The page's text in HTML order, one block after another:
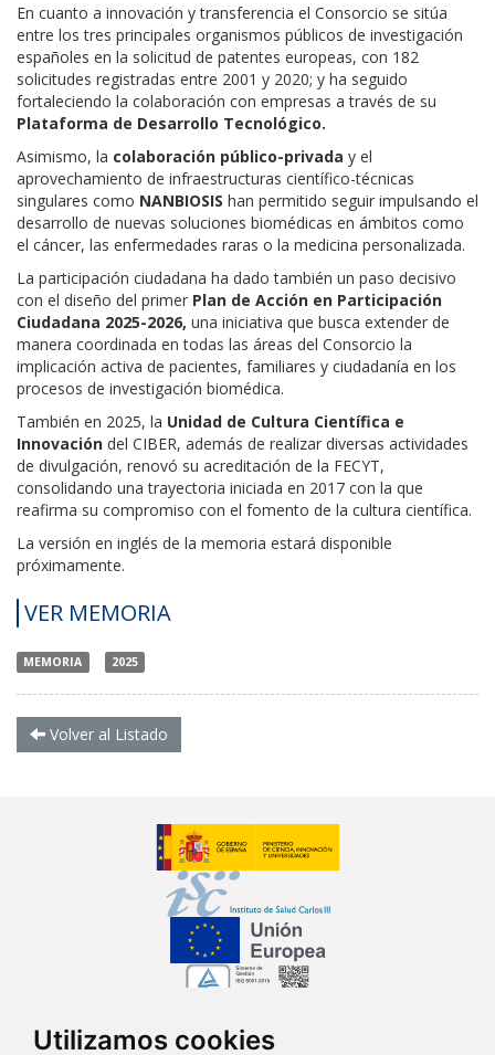
Utilizamos cookies
En cuanto a innovación y transferencia el Consorcio se sitúa
entre los tres principales organismos públicos de investigación
españoles en la solicitud de patentes europeas, con 182
solicitudes registradas entre 2001 y 2020; y ha seguido
fortaleciendo la colaboración con empresas a través de su
Plataforma de Desarrollo Tecnológico.
Asimismo, la colaboración público-privada y el
aprovechamiento de infraestructuras científico-técnicas
singulares como NANBIOSIS han permitido seguir impulsando el
desarrollo de nuevas soluciones biomédicas en ámbitos como
el cáncer, las enfermedades raras o la medicina personalizada.
La participación ciudadana ha dado también un paso decisivo
con el diseño del primer Plan de Acción en Participación
Ciudadana 2025-2026, una iniciativa que busca extender de
manera coordinada en todas las áreas del Consorcio la
implicación activa de pacientes, familiares y ciudadanía en los
procesos de investigación biomédica.
También en 2025, la Unidad de Cultura Científica e
Innovación del CIBER, además de realizar diversas actividades
de divulgación, renovó su acreditación de la FECYT,
consolidando una trayectoria iniciada en 2017 con la que
reafirma su compromiso con el fomento de la cultura científica.
La versión en inglés de la memoria estará disponible
próximamente.
VER MEMORIA
MEMORIA 2025
Volver al Listado
Síguenos en...